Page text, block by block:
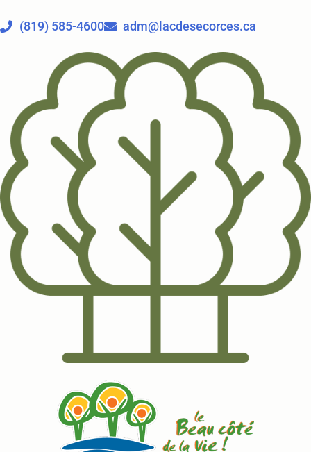
(819) 585-4600 adm@lacdesecorces.ca